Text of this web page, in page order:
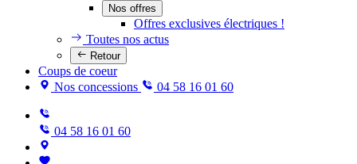
Nos offres
Offres exclusives électriques !
Toutes nos actus
Retour
Coups de coeur
Nos concessions
04 58 16 01 60
04 58 16 01 60